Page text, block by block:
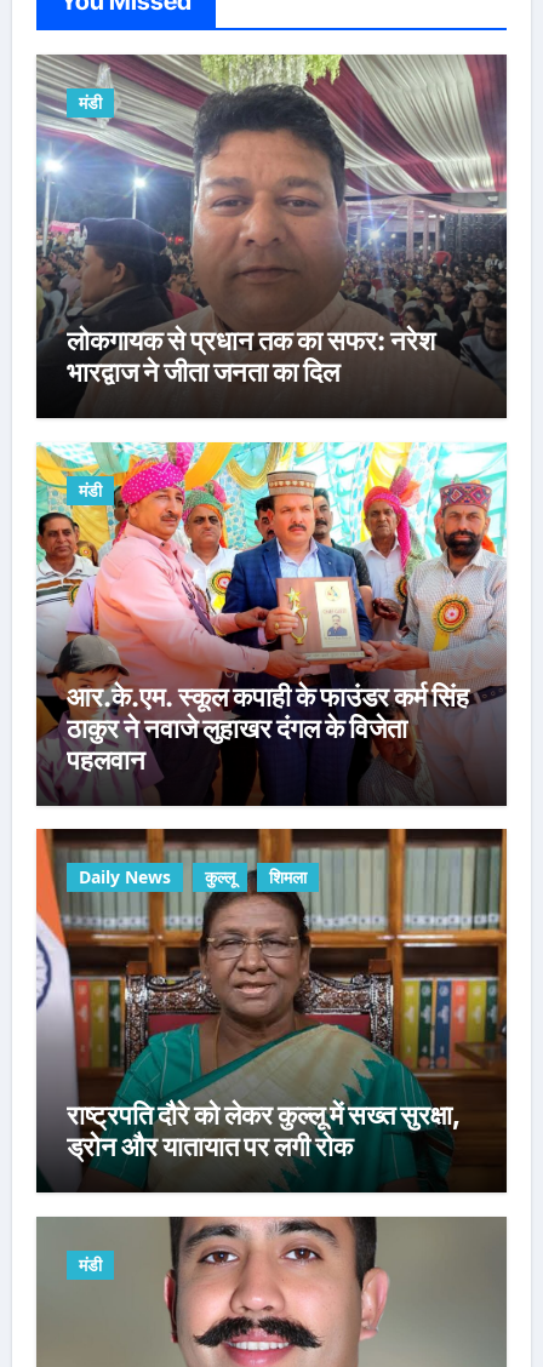
मंडी
लोकगायक से प्रधान तक का सफर: नरेश
भारद्वाज ने जीता जनता का दिल
मंडी
आर.के.एम. स्कूल कपाही के फाउंडर कर्म सिंह
ठाकुर ने नवाजे लुहाखर दंगल के विजेता
पहलवान
Daily News कुल्लू शिमला
राष्ट्रपति दौरे को लेकर कुल्लू में सख्त सुरक्षा,
ड्रोन और यातायात पर लगी रोक
मंडी